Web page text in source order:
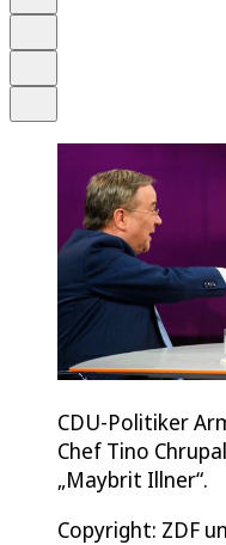
CDU-Politiker
Chef Tino
„Maybrit Illner“.
Copyright: ZDF